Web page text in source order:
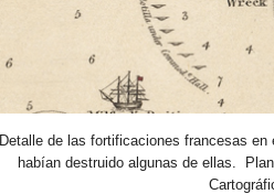
Detalle de las fortificaciones francesas
habían destruido algunas de ellas.